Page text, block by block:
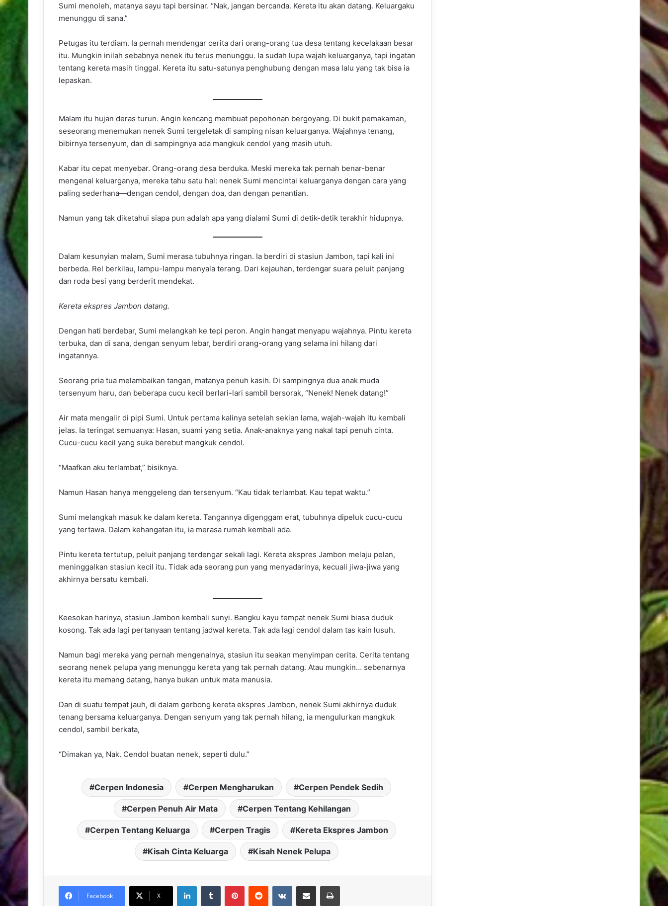
Sumi menoleh, matanya sayu tapi bersinar. “Nak, jangan bercanda. Kereta itu akan datang. Keluargaku
menunggu di sana.”
Petugas itu terdiam. Ia pernah mendengar cerita dari orang-orang tua desa tentang kecelakaan besar
itu. Mungkin inilah sebabnya nenek itu terus menunggu. Ia sudah lupa wajah keluarganya, tapi ingatan
tentang kereta masih tinggal. Kereta itu satu-satunya penghubung dengan masa lalu yang tak bisa ia
lepaskan.
Malam itu hujan deras turun. Angin kencang membuat pepohonan bergoyang. Di bukit pemakaman,
seseorang menemukan nenek Sumi tergeletak di samping nisan keluarganya. Wajahnya tenang,
bibirnya tersenyum, dan di sampingnya ada mangkuk cendol yang masih utuh.
Kabar itu cepat menyebar. Orang-orang desa berduka. Meski mereka tak pernah benar-benar
mengenal keluarganya, mereka tahu satu hal: nenek Sumi mencintai keluarganya dengan cara yang
paling sederhana—dengan cendol, dengan doa, dan dengan penantian.
Namun yang tak diketahui siapa pun adalah apa yang dialami Sumi di detik-detik terakhir hidupnya.
Dalam kesunyian malam, Sumi merasa tubuhnya ringan. Ia berdiri di stasiun Jambon, tapi kali ini
berbeda. Rel berkilau, lampu-lampu menyala terang. Dari kejauhan, terdengar suara peluit panjang
dan roda besi yang berderit mendekat.
Kereta ekspres Jambon datang.
Dengan hati berdebar, Sumi melangkah ke tepi peron. Angin hangat menyapu wajahnya. Pintu kereta
terbuka, dan di sana, dengan senyum lebar, berdiri orang-orang yang selama ini hilang dari
ingatannya.
Seorang pria tua melambaikan tangan, matanya penuh kasih. Di sampingnya dua anak muda
tersenyum haru, dan beberapa cucu kecil berlari-lari sambil bersorak, “Nenek! Nenek datang!”
Air mata mengalir di pipi Sumi. Untuk pertama kalinya setelah sekian lama, wajah-wajah itu kembali
jelas. Ia teringat semuanya: Hasan, suami yang setia. Anak-anaknya yang nakal tapi penuh cinta.
Cucu-cucu kecil yang suka berebut mangkuk cendol.
“Maafkan aku terlambat,” bisiknya.
Namun Hasan hanya menggeleng dan tersenyum. “Kau tidak terlambat. Kau tepat waktu.”
Sumi melangkah masuk ke dalam kereta. Tangannya digenggam erat, tubuhnya dipeluk cucu-cucu
yang tertawa. Dalam kehangatan itu, ia merasa rumah kembali ada.
Pintu kereta tertutup, peluit panjang terdengar sekali lagi. Kereta ekspres Jambon melaju pelan,
meninggalkan stasiun kecil itu. Tidak ada seorang pun yang menyadarinya, kecuali jiwa-jiwa yang
akhirnya bersatu kembali.
Keesokan harinya, stasiun Jambon kembali sunyi. Bangku kayu tempat nenek Sumi biasa duduk
kosong. Tak ada lagi pertanyaan tentang jadwal kereta. Tak ada lagi cendol dalam tas kain lusuh.
Namun bagi mereka yang pernah mengenalnya, stasiun itu seakan menyimpan cerita. Cerita tentang
seorang nenek pelupa yang menunggu kereta yang tak pernah datang. Atau mungkin… sebenarnya
kereta itu memang datang, hanya bukan untuk mata manusia.
Dan di suatu tempat jauh, di dalam gerbong kereta ekspres Jambon, nenek Sumi akhirnya duduk
tenang bersama keluarganya. Dengan senyum yang tak pernah hilang, ia mengulurkan mangkuk
cendol, sambil berkata,
“Dimakan ya, Nak. Cendol buatan nenek, seperti dulu.”
Cerpen Indonesia Cerpen Mengharukan Cerpen Pendek Sedih
Cerpen Penuh Air Mata Cerpen Tentang Kehilangan
Cerpen Tentang Keluarga Cerpen Tragis Kereta Ekspres Jambon
Kisah Cinta Keluarga Kisah Nenek Pelupa
Facebook X
LinkedInTumblr PinterestReddit VKontakteShare via Email Print